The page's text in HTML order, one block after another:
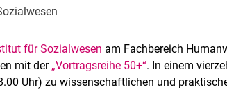
für Sozialwesen am Fachbereich
mit der „Vortragsreihe 50+“. In einem
Uhr) zu wissenschaftlichen und